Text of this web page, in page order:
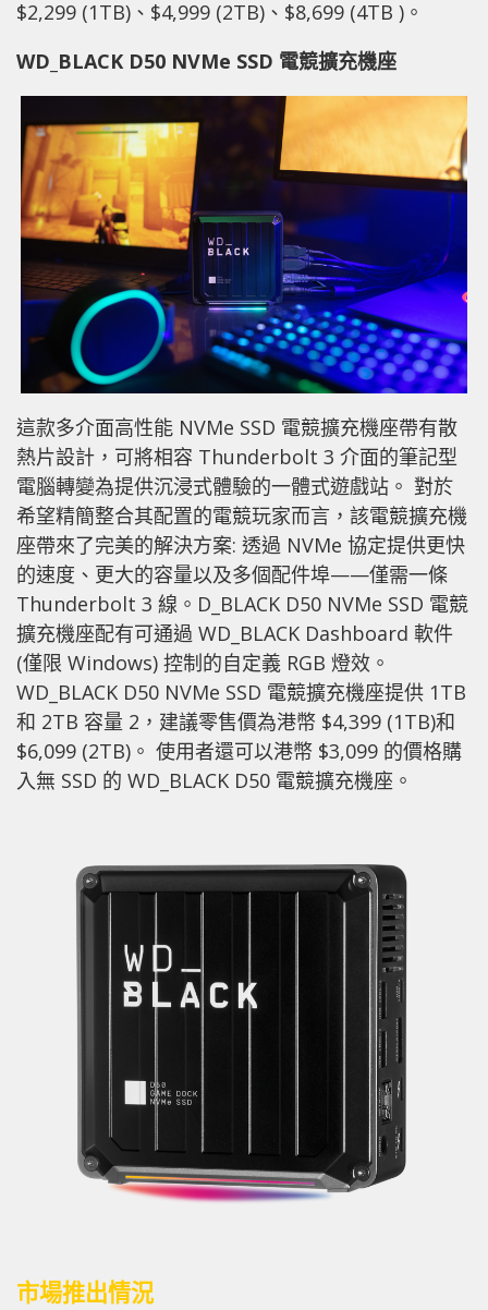
$2,299 (1TB)、$4,999 (2TB)、$8,699 (4TB )。
WD_BLACK D50 NVMe SSD 電競擴充機座
這款多介面高性能 NVMe SSD 電競擴充機座帶有散
熱片設計，可將相容 Thunderbolt 3 介面的筆記型
電腦轉變為提供沉浸式體驗的一體式遊戲站。 對於
希望精簡整合其配置的電競玩家而言，該電競擴充機
座帶來了完美的解決方案: 透過 NVMe 協定提供更快
的速度、更大的容量以及多個配件埠——僅需一條
Thunderbolt 3 線。D_BLACK D50 NVMe SSD 電競
擴充機座配有可通過 WD_BLACK Dashboard 軟件
(僅限 Windows) 控制的自定義 RGB 燈效。
WD_BLACK D50 NVMe SSD 電競擴充機座提供 1TB
和 2TB 容量 2，建議零售價為港幣 $4,399 (1TB)和
$6,099 (2TB)。 使用者還可以港幣 $3,099 的價格購
入無 SSD 的 WD_BLACK D50 電競擴充機座。
市場推出情況